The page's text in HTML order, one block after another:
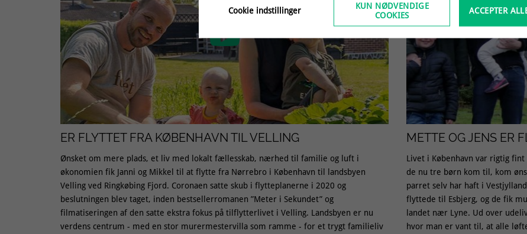

ER FLYTTET FRA KØBENHAVN TIL VELLING
Ønsket om mere plads, et liv med lokalt fællesskab, nærhed til familie og luft i
økonomien fik Janni og Mikkel til at flytte fra Nørrebro i København til landsbyen
Velling ved Ringkøbing Fjord. Coronaen satte skub i flytteplanerne i 2020 og
beslutningen blev taget, inden bestsellerromanen ”Meter i Sekundet” og
filmatiseringen af den satte ekstra fokus på tilflytterlivet i Velling. Landsbyen er nu
verdens centrum - med en stor murermestervilla som ramme - for et trygt familieliv
METTE OG JENS ER
Livet i København var rigtig
de nu tre børn kom til, kom
parret selv har haft i
flyttede til Esbjerg, og de fik
landet nær Lyne. Ud over
hvor man er vant til, at alle
Cookie indstillinger
KUN NØDVENDIGE
COOKIES
ACCEPTER